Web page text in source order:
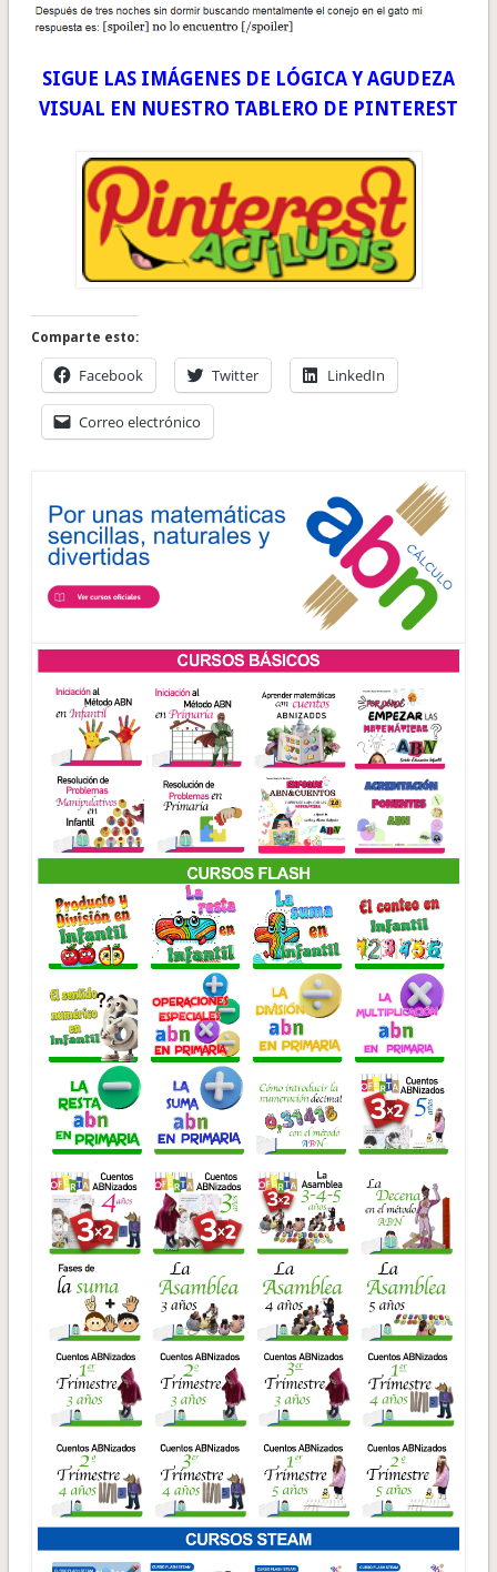
SIGUE LAS IMÁGENES DE LÓGICA Y AGUDEZA
VISUAL EN NUESTRO TABLERO DE PINTEREST
Comparte esto:
Facebook Twitter LinkedIn
Correo electrónico